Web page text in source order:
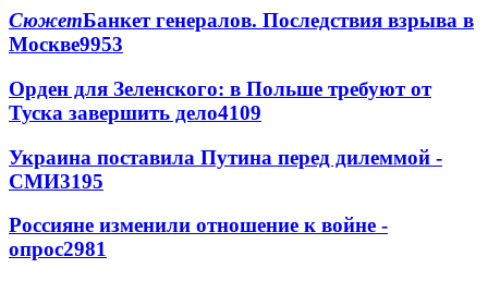
СюжетБанкет генералов. Последствия взрыва в
Москве9953
Орден для Зеленского: в Польше требуют от
Туска завершить дело4109
Украина поставила Путина перед дилеммой -
СМИ3195
Россияне изменили отношение к войне -
опрос2981